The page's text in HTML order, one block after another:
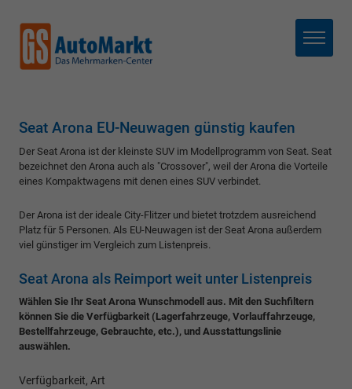
Menü
Seat Arona EU-Neuwagen günstig kaufen
Der Seat Arona ist der kleinste SUV im Modellprogramm von Seat. Seat
bezeichnet den Arona auch als "Crossover", weil der Arona die Vorteile
eines Kompaktwagens mit denen eines SUV verbindet.
Der Arona ist der ideale City-Flitzer und bietet trotzdem ausreichend
Platz für 5 Personen. Als EU-Neuwagen ist der Seat Arona außerdem
viel günstiger im Vergleich zum Listenpreis.
Seat Arona als Reimport weit unter Listenpreis
Wählen Sie Ihr Seat Arona Wunschmodell aus. Mit den Suchfiltern
können Sie die Verfügbarkeit (Lagerfahrzeuge, Vorlauffahrzeuge,
Bestellfahrzeuge, Gebrauchte, etc.), und Ausstattungslinie
auswählen.
Verfügbarkeit, Art